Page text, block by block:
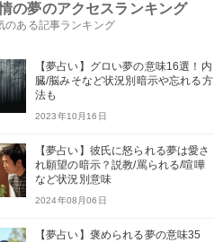
の夢のアクセスランキング
のある記事ランキング
【夢占い】グロい夢の意味16選！内
臓/脳みそなど状況別暗示や忘れる方
法も
2023年10月16日
【夢占い】彼氏に怒られる夢は愛さ
れ願望の暗示？説教/罵られる/喧嘩
など状況別意味
2024年08月06日
【夢占い】褒められる夢の意味35